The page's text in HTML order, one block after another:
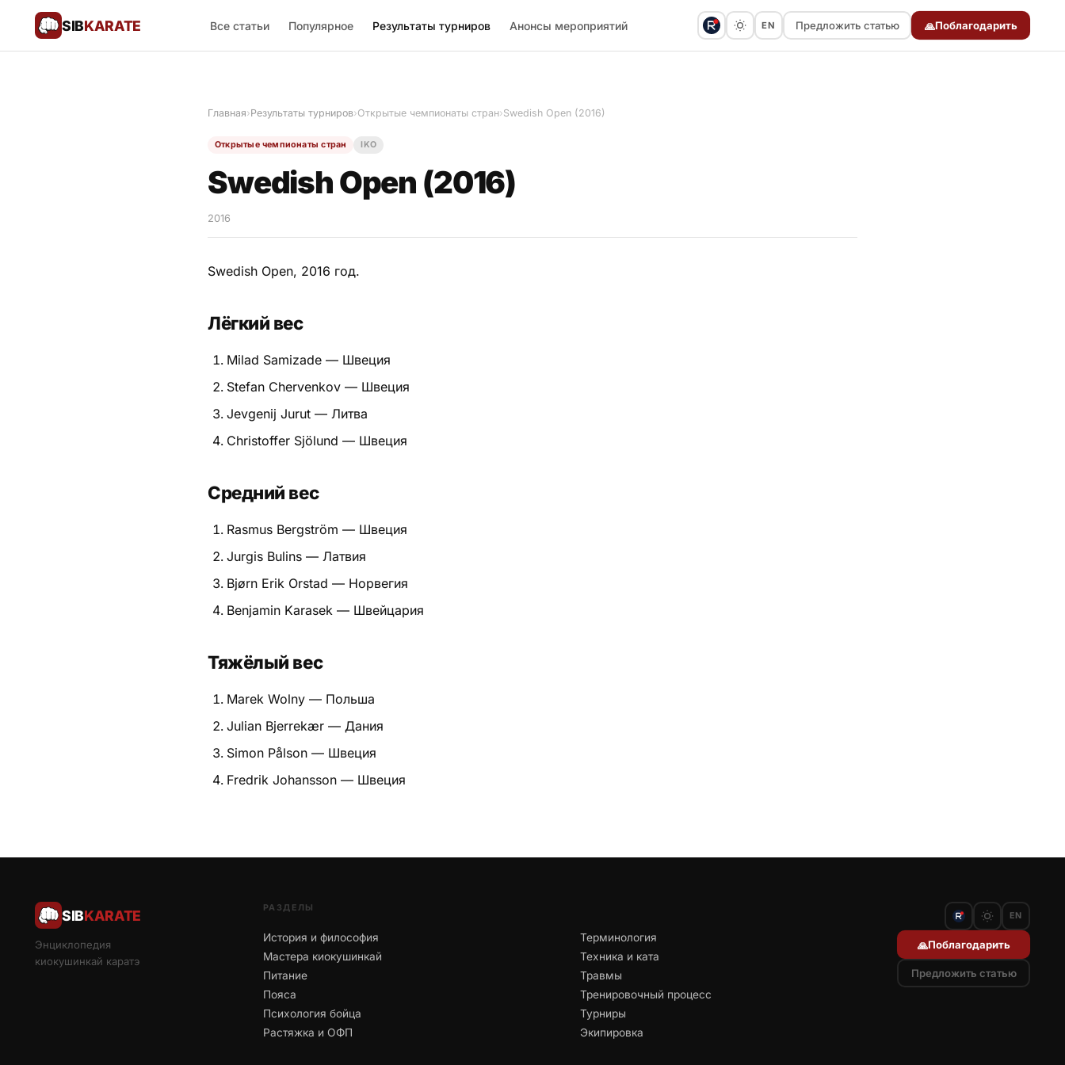
SIBKARATE Все статьи Популярное Результаты турниров Анонсы мероприятий EN Предложить статью 🙏Поблагодарить
Главная›Результаты турниров›Открытые чемпионаты стран›Swedish Open (2016)
Открытые чемпионаты стран IKO
Swedish Open (2016)
2016
Swedish Open, 2016 год.
Лёгкий вес
Milad Samizade — Швеция
Stefan Chervenkov — Швеция
Jevgenij Jurut — Литва
Christoffer Sjölund — Швеция
Средний вес
Rasmus Bergström — Швеция
Jurgis Bulins — Латвия
Bjørn Erik Orstad — Норвегия
Benjamin Karasek — Швейцария
Тяжёлый вес
Marek Wolny — Польша
Julian Bjerrekær — Дания
Simon Pålson — Швеция
Fredrik Johansson — Швеция
SIBKARATE
Энциклопедия
киокушинкай каратэ
РАЗДЕЛЫ
История и философия
Мастера киокушинкай
Питание
Пояса
Психология бойца
Растяжка и ОФП
Терминология
Техника и ката
Травмы
Тренировочный процесс
Турниры
Экипировка
EN
🙏Поблагодарить
Предложить статью